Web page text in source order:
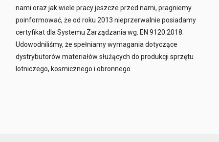
nami oraz jak wiele pracy jeszcze przed nami, pragniemy
poinformować, że od roku 2013 nieprzerwalnie posiadamy
certyfikat dla Systemu Zarządzania wg. EN 9120:2018.
Udowodniliśmy, że spełniamy wymagania dotyczące
dystrybutorów materiałów służących do produkcji sprzętu
lotniczego, kosmicznego i obronnego.